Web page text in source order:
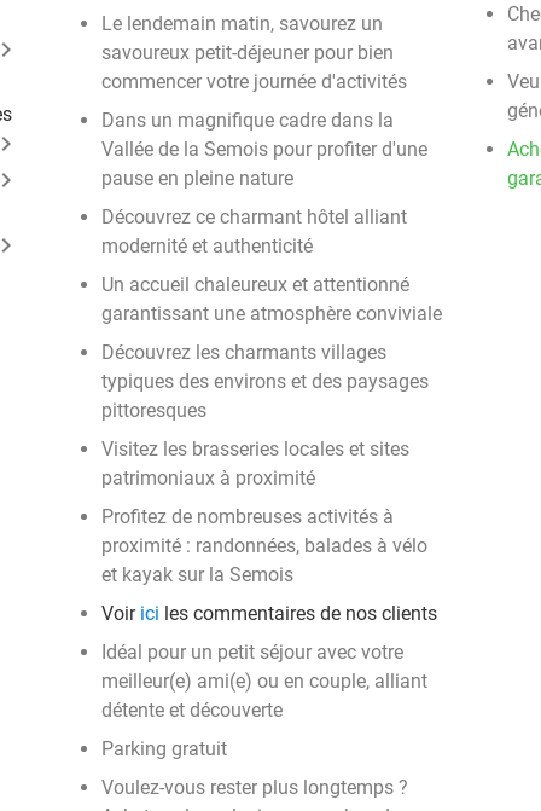
Le lendemain matin, savourez un
savoureux petit-déjeuner pour bien
commencer votre journée d'activités
Dans un magnifique cadre dans la
Vallée de la Semois pour profiter d'une
pause en pleine nature
Découvrez ce charmant hôtel alliant
modernité et authenticité
Un accueil chaleureux et attentionné
garantissant une atmosphère conviviale
Découvrez les charmants villages
typiques des environs et des paysages
pittoresques
Visitez les brasseries locales et sites
patrimoniaux à proximité
Profitez de nombreuses activités à
proximité : randonnées, balades à vélo
et kayak sur la Semois
Voir ici les commentaires de nos clients
Idéal pour un petit séjour avec votre
meilleur(e) ami(e) ou en couple, alliant
détente et découverte
Parking gratuit
Voulez-vous rester plus longtemps ?